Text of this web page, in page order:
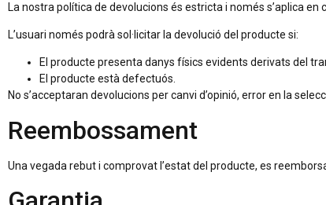
La nostra política de devolucions és estricta i només s’aplica
L’usuari només podrà sol·licitar la devolució del producte si:
El producte presenta danys físics evidents derivats del
El producte està defectuós.
No s’acceptaran devolucions per canvi d’opinió, error en la
Reembossament
Una vegada rebut i comprovat l’estat del producte, es